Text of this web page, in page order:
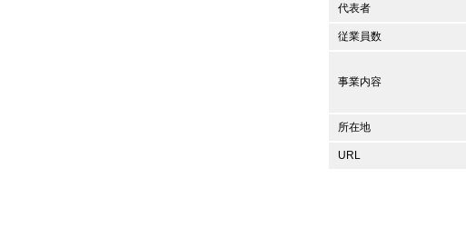
代表者
従業員数
事業内容
所在地
URL